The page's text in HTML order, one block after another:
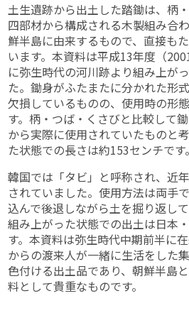
土生遺跡から出土した踏鋤は、柄
四部材から構成される木製組み合
鮮半島に由来するもので、直接も
います。本資料は平成13年度（
に弥生時代の河川跡より組み上が
た。鋤身がふたまたに分かれた形
欠損しているものの、使用時の形
す。柄・つば・くさびと比較して
から実際に使用されていたものと
た状態での長さは約153センチです。
韓国では「タビ」と呼称され、近
されていました。使用方法は両手
込んで後退しながら土を掘り返し
組み上がった状態での出土は日本
す。本資料は弥生時代中期前半に
からの渡来人が一緒に生活をした
色付ける出土品であり、朝鮮半島
料として貴重なものです。